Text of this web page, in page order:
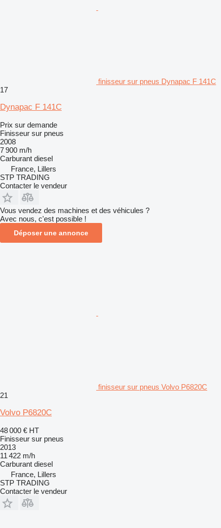
finisseur sur pneus Dynapac F 141C
17
Dynapac F 141C
Prix sur demande
Finisseur sur pneus
2008
7 900 m/h
Carburant diesel
France, Lillers
STP TRADING
Contacter le vendeur
Vous vendez des machines et des véhicules ?
Avec nous, c'est possible !
Déposer une annonce
finisseur sur pneus Volvo P6820C
21
Volvo P6820C
48 000 € HT
Finisseur sur pneus
2013
11 422 m/h
Carburant diesel
France, Lillers
STP TRADING
Contacter le vendeur